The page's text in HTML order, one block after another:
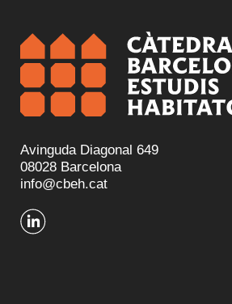
Avinguda Diagonal 649
08028 Barcelona
info@cbeh.cat